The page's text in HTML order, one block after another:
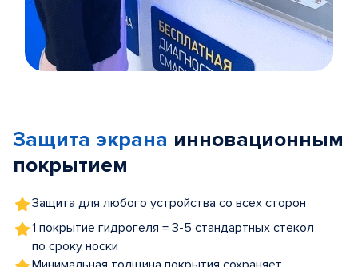
5
Защита экрана инновационным
покрытием
Защита для любого устройства со всех сторон
1 покрытие гидрогеля = 3-5 стандартных стекол
по сроку носки